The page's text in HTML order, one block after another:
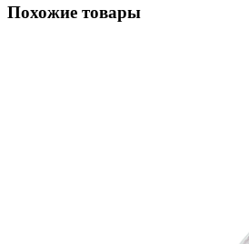
Похожие товары